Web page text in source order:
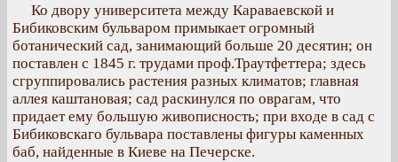
Ко двору университета между Караваевской и
Бибиковским бульваром примыкает огромный
ботанический сад, занимающий больше 20 десятин; он
поставлен с 1845 г. трудами проф.Траутфеттера; здесь
сгруппировались растения разных климатов; главная
аллея каштановая; сад раскинулся по оврагам, что
придает ему большую живописность; при входе в сад с
Бибиковскаго бульвара поставлены фигуры каменных
баб, найденные в Киеве на Печерске.